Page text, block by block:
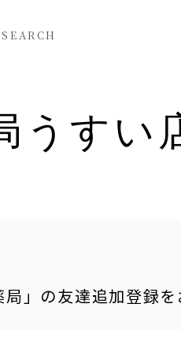
うすい
」の友達追加登録